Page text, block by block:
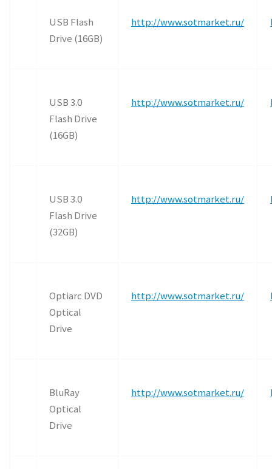
USB Flash
Drive (16GB)
http://www.sotmarket.ru/
USB 3.0
Flash Drive
(16GB)
http://www.sotmarket.ru/
USB 3.0
Flash Drive
(32GB)
http://www.sotmarket.ru/
Optiarc DVD
Optical
Drive
http://www.sotmarket.ru/
BluRay
Optical
Drive
http://www.sotmarket.ru/